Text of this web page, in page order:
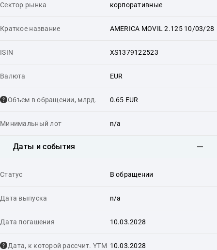
Сектор рынка корпоративные
Краткое название AMERICA MOVIL 2.125 10/03/28
ISIN XS1379122523
Валюта EUR
Объем в обращении, млрд. 0.65 EUR
Минимальный лот n/a
Даты и события
Статус В обращении
Дата выпуска n/a
Дата погашения 10.03.2028
Дата, к которой рассчит. YTM 10.03.2028